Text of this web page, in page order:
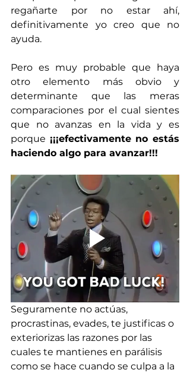
regañarte por no estar ahí,
definitivamente yo creo que no
ayuda.
Pero es muy probable que haya
otro elemento más obvio y
determinante que las meras
comparaciones por el cual sientes
que no avanzas en la vida y es
porque ¡¡¡efectivamente no estás
haciendo algo para avanzar!!!
Seguramente no actúas,
procrastinas, evades, te justificas o
exteriorizas las razones por las
cuales te mantienes en parálisis
como se hace cuando se culpa a la